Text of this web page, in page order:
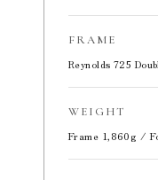
FRAME
Reynolds 725
WEIGHT
Frame 1,860g /